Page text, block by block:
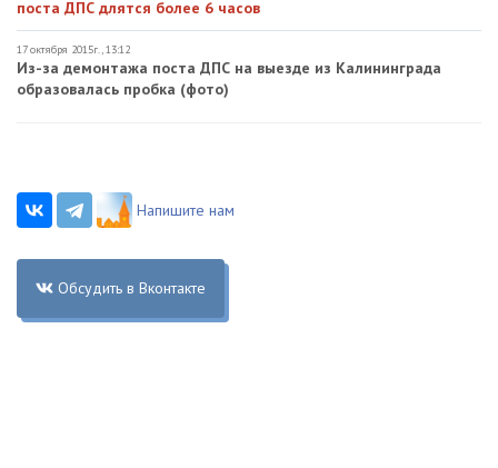
поста ДПС длятся более 6 часов
17 октября 2015г., 13:12
Из-за демонтажа поста ДПС на выезде из Калининграда
образовалась пробка (фото)
Напишите нам
Обсудить в Вконтакте